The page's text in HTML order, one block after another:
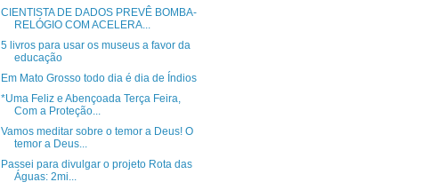
CIENTISTA DE DADOS PREVÊ BOMBA-
RELÓGIO COM ACELERA...
5 livros para usar os museus a favor da
educação
Em Mato Grosso todo dia é dia de Índios
*Uma Feliz e Abençoada Terça Feira,
Com a Proteção...
Vamos meditar sobre o temor a Deus! O
temor a Deus...
Passei para divulgar o projeto Rota das
Águas: 2mi...